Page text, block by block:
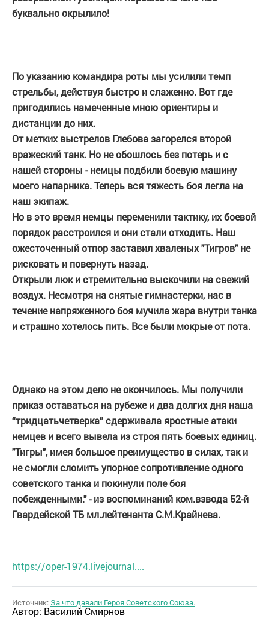
буквально окрылило!
По указанию командира роты мы усилили темп
стрельбы, действуя быстро и слаженно. Вот где
пригодились намеченные мною ориентиры и
дистанции до них.
От метких выстрелов Глебова загорелся второй
вражеский танк. Но не обошлось без потерь и с
нашей стороны - немцы подбили боевую машину
моего напарника. Теперь вся тяжесть боя легла на
наш экипаж.
Но в это время немцы переменили тактику, их боевой
порядок расстроился и они стали отходить. Наш
ожесточенный отпор заставил хваленых "Тигров" не
рисковать и повернуть назад.
Открыли люк и стремительно выскочили на свежий
воздух. Несмотря на снятые гимнастерки, нас в
течение напряженного боя мучила жара внутри танка
и страшно хотелось пить. Все были мокрые от пота.
Однако на этом дело не окончилось. Мы получили
приказ оставаться на рубеже и два долгих дня наша
“тридцатьчетверка” сдерживала яростные атаки
немцев и всего вывела из строя пять боевых единиц.
"Тигры", имея большое преимущество в силах, так и
не смогли сломить упорное сопротивление одного
советского танка и покинули поле боя
побежденными." - из воспоминаний ком.взвода 52-й
Гвардейской ТБ мл.лейтенанта С.М.Крайнева.
https://oper-1974.livejournal....
Источник:За что давали Героя Советского Союза.
Автор: Василий Смирнов